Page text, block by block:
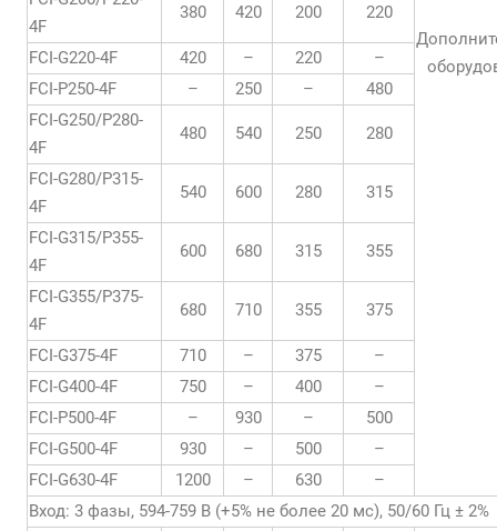
4F
380 420 200 220
FCI-G220-4F 420 – 220
–
FCI-P250-4F
– 250 –
480
FCI-G250/P280-
4F
480 540 250 280
FCI-G280/P315-
4F
540 600 280 315
FCI-G315/P355-
4F
600 680 315 355
FCI-G355/P375-
4F
680 710 355 375
FCI-G375-4F 710 – 375
–
FCI-G400-4F
750 – 400
–
FCI-P500-4F
– 930 –
500
FCI-G500-4F
930 – 500
–
FCI-G630-4F
1200 – 630
–
Вход: 3 фазы, 594-759 В (+5% не более 20 мс), 50/60 Гц ± 2%